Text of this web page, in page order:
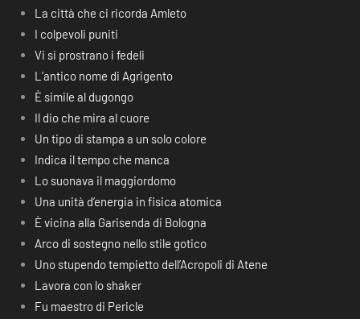
La città che ci ricorda Amleto
I colpevoli puniti
Vi si prostrano i fedeli
L’antico nome di Agrigento
È simile al dugongo
Il dio che mira al cuore
Un tipo di stampa a un solo colore
Indica il tempo che manca
Lo suonava il maggiordomo
Una unità d’energia in fisica atomica
È vicina alla Garisenda di Bologna
Arco di sostegno nello stile gotico
Uno stupendo tempietto dell’Acropoli di Atene
Lavora con lo shaker
Fu maestro di Pericle